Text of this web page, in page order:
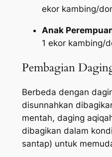
ekor kambing/
Anak
1 ekor kambing/
Pembagian
Berbeda dengan
disunnahkan
mentah, daging
dibagikan dalam
santap) untuk